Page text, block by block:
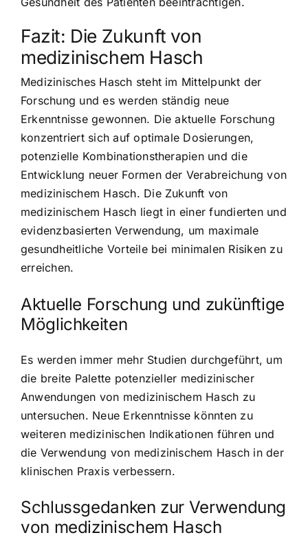
Fazit: Die Zukunft von
medizinischem Hasch
Medizinisches Hasch steht im Mittelpunkt der
Forschung und es werden ständig neue
Erkenntnisse gewonnen. Die aktuelle Forschung
konzentriert sich auf optimale Dosierungen,
potenzielle Kombinationstherapien und die
Entwicklung neuer Formen der Verabreichung von
medizinischem Hasch. Die Zukunft von
medizinischem Hasch liegt in einer fundierten und
evidenzbasierten Verwendung, um maximale
gesundheitliche Vorteile bei minimalen Risiken zu
erreichen.
Aktuelle Forschung und zukünftige
Möglichkeiten
Es werden immer mehr Studien durchgeführt, um
die breite Palette potenzieller medizinischer
Anwendungen von medizinischem Hasch zu
untersuchen. Neue Erkenntnisse könnten zu
weiteren medizinischen Indikationen führen und
die Verwendung von medizinischem Hasch in der
klinischen Praxis verbessern.
Schlussgedanken zur Verwendung
von medizinischem Hasch